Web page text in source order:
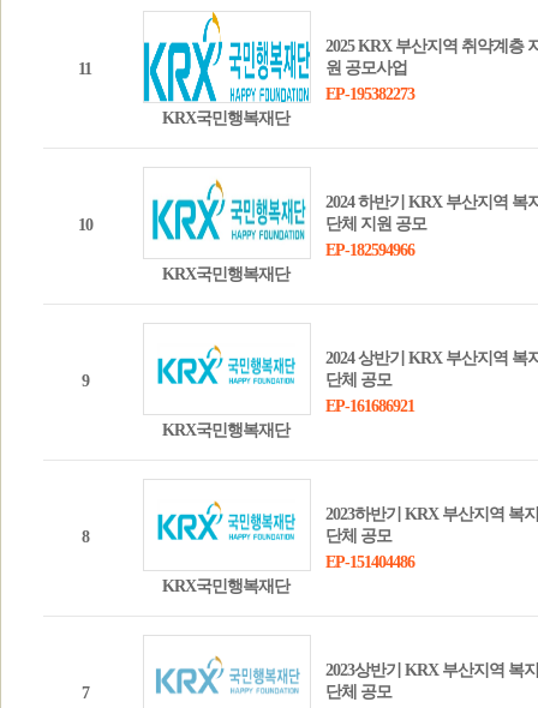
11
KRX국민행복재단
2025 KRX 부산지역 취약계층
원 공모사업
EP-195382273
10
KRX국민행복재단
2024 하반기 KRX 부산지역 복
단체 지원 공모
EP-182594966
9
KRX국민행복재단
2024 상반기 KRX 부산지역 복
단체 공모
EP-161686921
8
KRX국민행복재단
2023하반기 KRX 부산지역 복지
단체 공모
EP-151404486
7
2023상반기 KRX 부산지역 복지
단체 공모